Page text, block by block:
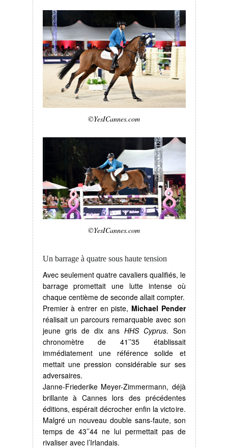
©YesICannes.com
©YesICannes.com
Un barrage à quatre sous haute tension
Avec seulement quatre cavaliers qualifiés, le
barrage promettait une lutte intense où
chaque centième de seconde allait compter.
Premier à entrer en piste, Michael Pender
réalisait un parcours remarquable avec son
jeune gris de dix ans HHS Cyprus. Son
chronomètre de 41’’35 établissait
immédiatement une référence solide et
mettait une pression considérable sur ses
adversaires.
Janne-Friederike Meyer-Zimmermann, déjà
brillante à Cannes lors des précédentes
éditions, espérait décrocher enfin la victoire.
Malgré un nouveau double sans-faute, son
temps de 43’’44 ne lui permettait pas de
rivaliser avec l’Irlandais.